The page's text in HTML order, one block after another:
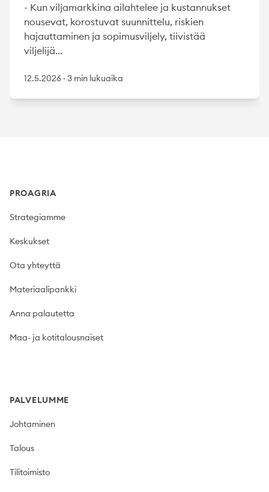
- Kun viljamarkkina ailahtelee ja kustannukset
nousevat, korostuvat suunnittelu, riskien
hajauttaminen ja sopimusviljely, tiivistää
viljelijä...
12.5.2026 · 3 min lukuaika
PROAGRIA
Strategiamme
Keskukset
Ota yhteyttä
Materiaalipankki
Anna palautetta
Maa- ja kotitalousnaiset
PALVELUMME
Johtaminen
Talous
Tilitoimisto